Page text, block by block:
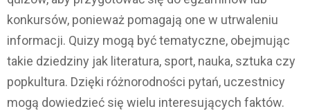
konkursów, ponieważ pomagają one w utrwaleniu
informacji. Quizy mogą być tematyczne, obejmując
takie dziedziny jak literatura, sport, nauka, sztuka czy
popkultura. Dzięki różnorodności pytań, uczestnicy
mogą dowiedzieć się wielu interesujących faktów.